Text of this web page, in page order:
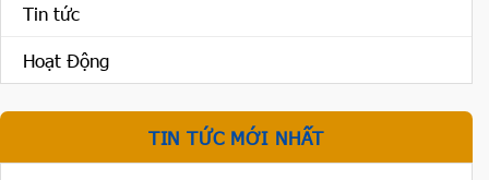
Tin tức
Hoạt Động
TIN TỨC MỚI NHẤT